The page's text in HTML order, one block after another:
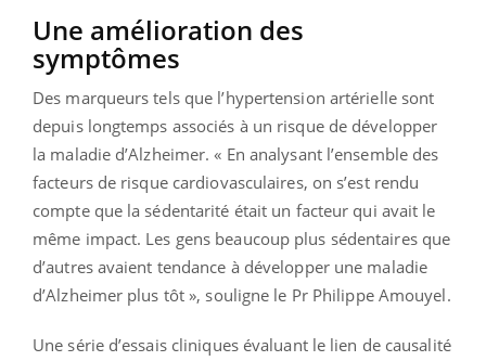
Une amélioration des
symptômes
Des marqueurs tels que l’hypertension artérielle sont
depuis longtemps associés à un risque de développer
la maladie d’Alzheimer. « En analysant l’ensemble des
facteurs de risque cardiovasculaires, on s’est rendu
compte que la sédentarité était un facteur qui avait le
même impact. Les gens beaucoup plus sédentaires que
d’autres avaient tendance à développer une maladie
d’Alzheimer plus tôt », souligne le Pr Philippe Amouyel.
Une série d’essais cliniques évaluant le lien de causalité